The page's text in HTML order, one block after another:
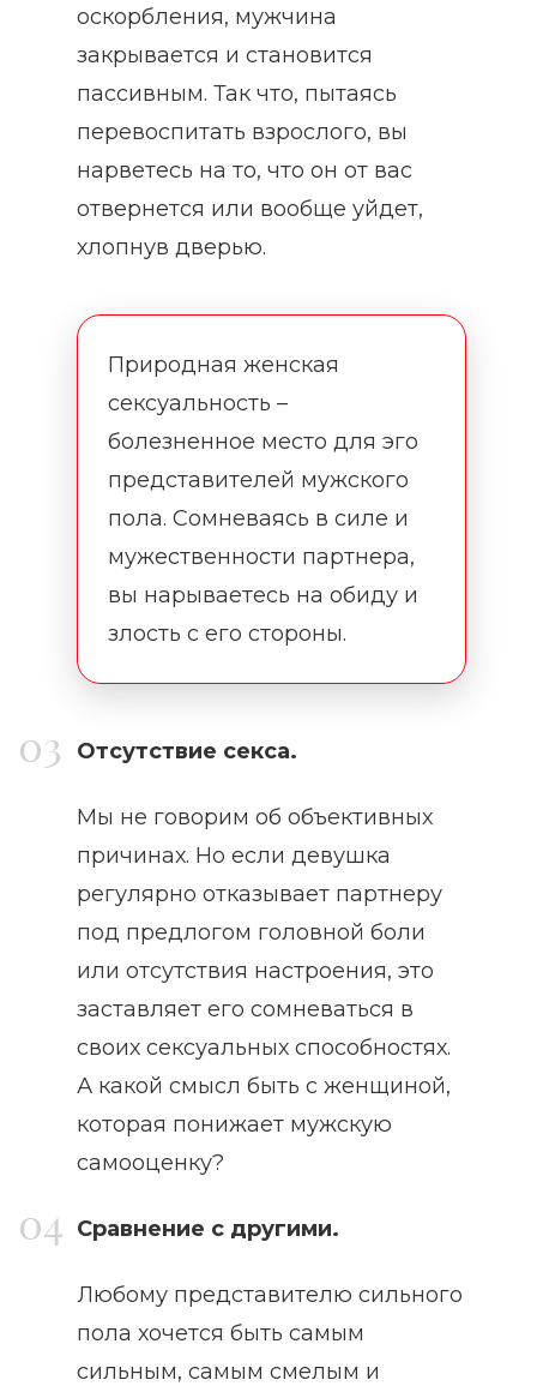
оскорбления, мужчина
закрывается и становится
пассивным. Так что, пытаясь
перевоспитать взрослого, вы
нарветесь на то, что он от вас
отвернется или вообще уйдет,
хлопнув дверью.
Природная женская
сексуальность –
болезненное место для эго
представителей мужского
пола. Сомневаясь в силе и
мужественности партнера,
вы нарываетесь на обиду и
злость с его стороны.
Отсутствие секса.
Мы не говорим об объективных
причинах. Но если девушка
регулярно отказывает партнеру
под предлогом головной боли
или отсутствия настроения, это
заставляет его сомневаться в
своих сексуальных способностях.
А какой смысл быть с женщиной,
которая понижает мужскую
самооценку?
Сравнение с другими.
Любому представителю сильного
пола хочется быть самым
сильным, самым смелым и